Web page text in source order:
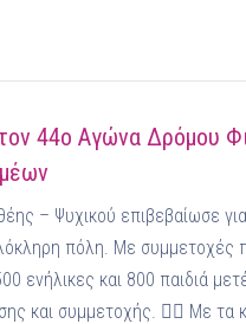
44ο Αγώνα Δρόμου
– Ψυχικού επιβεβαίωσε για
πόλη. Με συμμετοχές
ενήλικες και 800 παιδιά
και συμμετοχής. 🏃‍♀️ Με τα